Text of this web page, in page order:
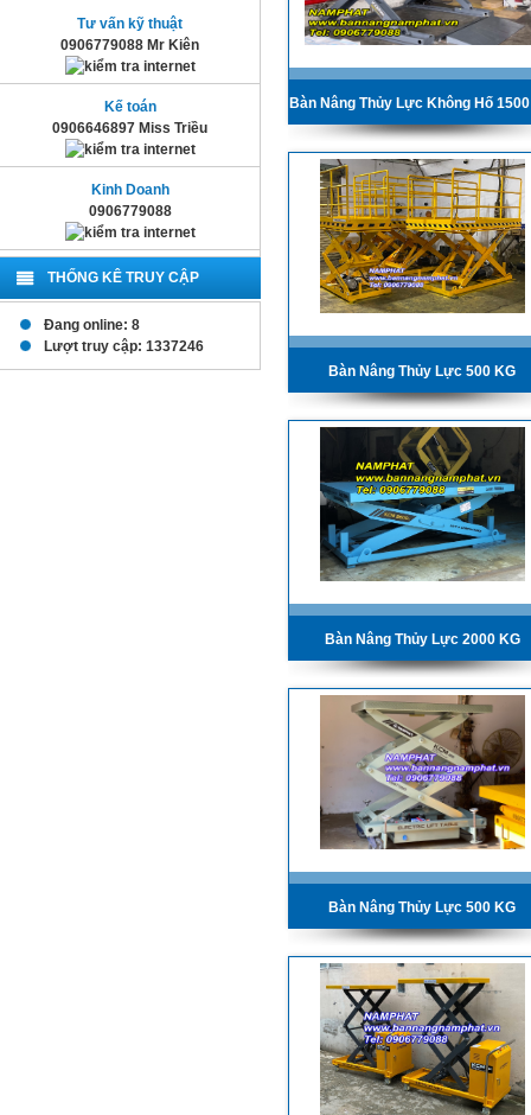
Tư vấn kỹ thuật
0906779088 Mr Kiên
Kế toán
0906646897 Miss Triều
Kinh Doanh
0906779088
THỐNG KÊ TRUY CẬP
Đang online: 8
Lượt truy cập: 1337246
Bàn Nâng Thủy Lực Không Hố
Bàn Nâng Thủy Lực 500 KG
Bàn Nâng Thủy Lực 2000 KG
Bàn Nâng Thủy Lực 500 KG